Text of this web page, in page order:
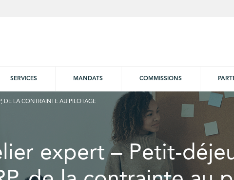
SERVICES MANDATS COMMISSIONS
DE LA CONTRAINTE AU PILOTAGE
expert – Petit-